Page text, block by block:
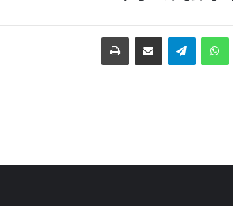
رسان واتس آپ تلگرام اشتراک گذاری از طریق ایمیل چاپ